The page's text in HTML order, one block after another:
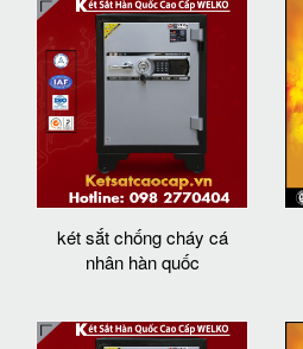
két sắt chống cháy cá
nhân hàn quốc